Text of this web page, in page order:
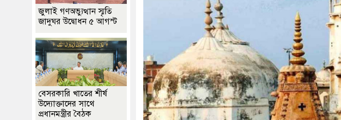
জুলাই গণঅভ্যুত্থান স্মৃতি
জাদুঘর উদ্বোধন ৫ আগস্ট
বেসরকারি খাতের শীর্ষ
উদ্যোক্তাদের সাথে
প্রধানমন্ত্রীর বৈঠক